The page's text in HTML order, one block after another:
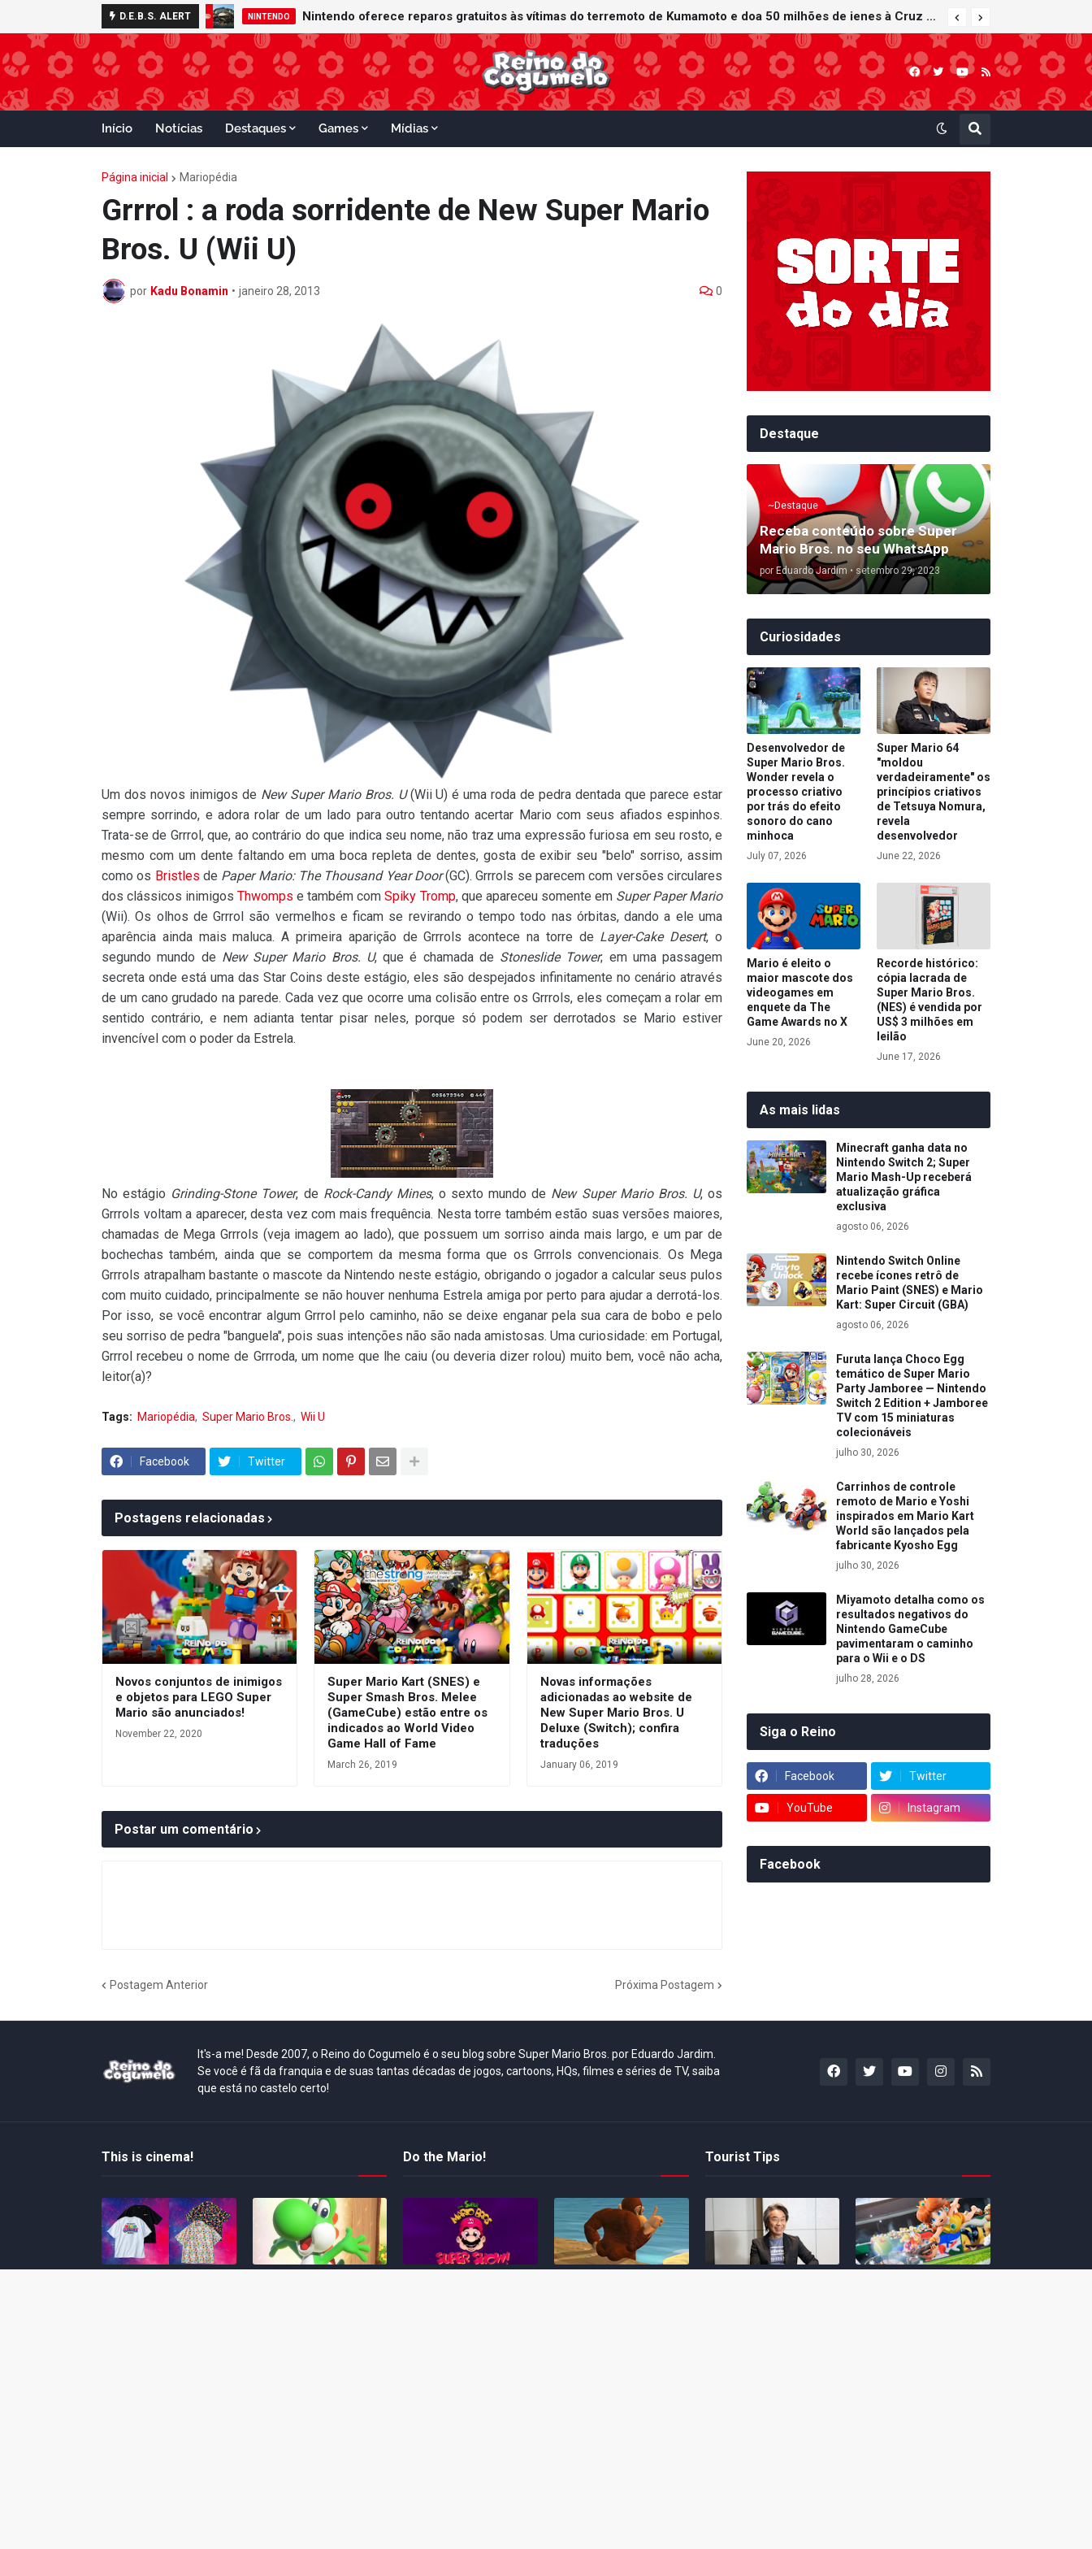
D.E.B.S. ALERT NINTENDO Nintendo oferece reparos gratuitos às vítimas do terremoto de Kumamoto e doa 50 milhões de ienes à Cruz Vermelha
Início Notícias Destaques Games Mídias
Página inicial Mariopédia
Grrrol : a roda sorridente de New Super Mario
Bros. U (Wii U)
por Kadu Bonamin • janeiro 28, 2013 0
Um dos novos inimigos de New Super Mario Bros. U(Wii U) é uma roda de pedra dentada que parece estar
sempre sorrindo, e adora rolar de um lado para outro tentando acertar Mario com seus afiados espinhos.
Trata-se de Grrrol, que, ao contrário do que indica seu nome, não traz uma expressão furiosa em seu rosto, e
mesmo com um dente faltando em uma boca repleta de dentes, gosta de exibir seu "belo" sorriso, assim
como os Bristles de Paper Mario: The Thousand Year Door(GC). Grrrols se parecem com versões circulares
dos clássicos inimigosThwomps e também comSpiky Tromp, que apareceu somente em Super Paper Mario
(Wii). Os olhos de Grrrol são vermelhos e ficam se revirando o tempo todo nas órbitas, dando a ele uma
aparência ainda mais maluca. A primeira aparição de Grrrols acontece na torre de Layer-Cake Desert, o
segundo mundo de New Super Mario Bros. U, que é chamada de Stoneslide Tower; em uma passagem
secreta onde está uma das Star Coins deste estágio, eles são despejados infinitamente no cenário através
de um cano grudado na parede. Cada vez que ocorre uma colisão entre os Grrrols, eles começam a rolar em
sentido contrário, e nem adianta tentar pisar neles, porque só podem ser derrotados se Mario estiver
invencível com o poder da Estrela.
No estágio Grinding-Stone Tower, de Rock-Candy Mines, o sexto mundo de New Super Mario Bros. U, os
Grrrols voltam a aparecer, desta vez com mais frequência. Nesta torre também estão suas versões maiores,
chamadas de Mega Grrrols (veja imagem ao lado), que possuem um sorriso ainda mais largo, e um par de
bochechas também, ainda que se comportem da mesma forma que os Grrrols convencionais. Os Mega
Grrrols atrapalham bastante o mascote da Nintendo neste estágio, obrigando o jogador a calcular seus pulos
com muito cuidado, principalmente se não houver nenhuma Estrela amiga por perto para ajudar a derrotá-los.
Por isso, se você encontrar algum Grrrol pelo caminho, não se deixe enganar pela sua cara de bobo e pelo
seu sorriso de pedra "banguela", pois suas intenções não são nada amistosas. Uma curiosidade: em Portugal,
Grrrol recebeu o nome de Grrroda, um nome que lhe caiu (ou deveria dizer rolou) muito bem, você não acha,
leitor(a)?
Tags: Mariopédia Super Mario Bros. Wii U
Facebook Twitter
Postagens relacionadas
Novos conjuntos de inimigos
e objetos para LEGO Super
Mario são anunciados!
November 22, 2020
Super Mario Kart (SNES) e
Super Smash Bros. Melee
(GameCube) estão entre os
indicados ao World Video
Game Hall of Fame
March 26, 2019
Novas informações
adicionadas ao website de
New Super Mario Bros. U
Deluxe (Switch); confira
traduções
January 06, 2019
Postar um comentário
Postagem Anterior Próxima Postagem
Destaque
~Destaque
Receba conteúdo sobre Super
Mario Bros. no seu WhatsApp
por Eduardo Jardim • setembro 29, 2023
Curiosidades
Desenvolvedor de
Super Mario Bros.
Wonder revela o
processo criativo
por trás do efeito
sonoro do cano
minhoca
July 07, 2026
Super Mario 64
"moldou
verdadeiramente" os
princípios criativos
de Tetsuya Nomura,
revela
desenvolvedor
June 22, 2026
Mario é eleito o
maior mascote dos
videogames em
enquete da The
Game Awards no X
June 20, 2026
Recorde histórico:
cópia lacrada de
Super Mario Bros.
(NES) é vendida por
US$ 3 milhões em
leilão
June 17, 2026
As mais lidas
Minecraft ganha data no
Nintendo Switch 2; Super
Mario Mash-Up receberá
atualização gráfica
exclusiva
agosto 06, 2026
Nintendo Switch Online
recebe ícones retrô de
Mario Paint (SNES) e Mario
Kart: Super Circuit (GBA)
agosto 06, 2026
Furuta lança Choco Egg
temático de Super Mario
Party Jamboree — Nintendo
Switch 2 Edition + Jamboree
TV com 15 miniaturas
colecionáveis
julho 30, 2026
Carrinhos de controle
remoto de Mario e Yoshi
inspirados em Mario Kart
World são lançados pela
fabricante Kyosho Egg
julho 30, 2026
Miyamoto detalha como os
resultados negativos do
Nintendo GameCube
pavimentaram o caminho
para o Wii e o DS
julho 28, 2026
Siga o Reino
Facebook Twitter
YouTube Instagram
Facebook
It's-a me! Desde 2007, o Reino do Cogumelo é o seu blog sobre Super Mario Bros. por Eduardo Jardim.
Se você é fã da franquia e de suas tantas décadas de jogos, cartoons, HQs, filmes e séries de TV, saiba
que está no castelo certo!
This is cinema! Do the Mario! Tourist Tips